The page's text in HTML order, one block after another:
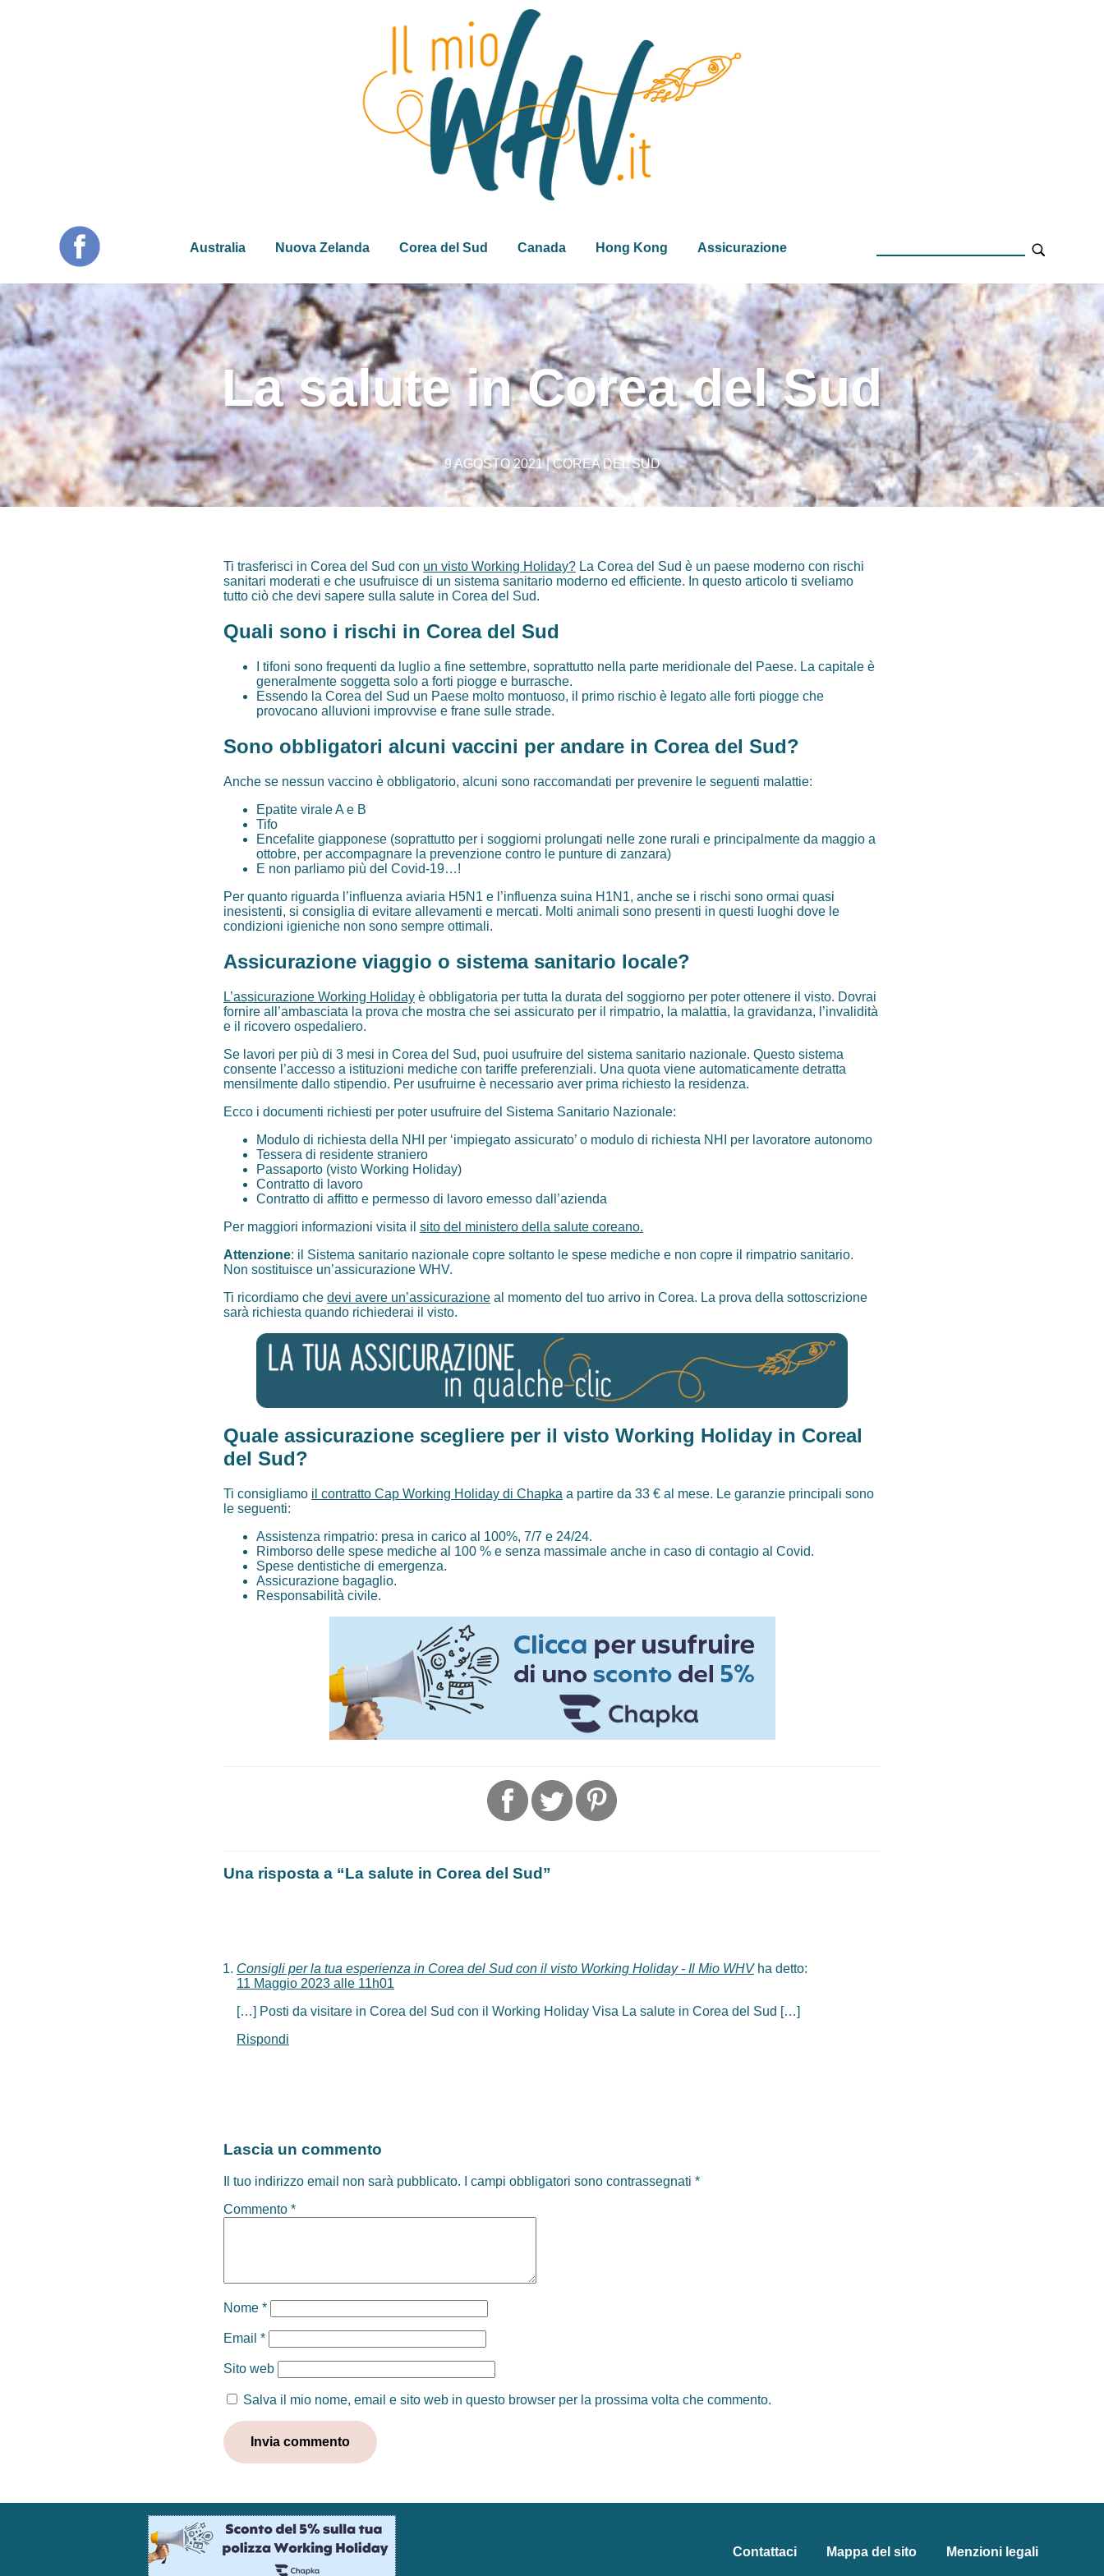
Australia Nuova Zelanda Corea del Sud Canada Hong Kong Assicurazione
La salute in Corea del Sud
9 AGOSTO 2021 | COREA DEL SUD
Ti trasferisci in Corea del Sud con un visto Working Holiday? La Corea del Sud è un paese moderno con rischi
sanitari moderati e che usufruisce di un sistema sanitario moderno ed efficiente. In questo articolo ti sveliamo
tutto ciò che devi sapere sulla salute in Corea del Sud.
Quali sono i rischi in Corea del Sud
I tifoni sono frequenti da luglio a fine settembre, soprattutto nella parte meridionale del Paese. La capitale è
generalmente soggetta solo a forti piogge e burrasche.
Essendo la Corea del Sud un Paese molto montuoso, il primo rischio è legato alle forti piogge che
provocano alluvioni improvvise e frane sulle strade.
Sono obbligatori alcuni vaccini per andare in Corea del Sud?
Anche se nessun vaccino è obbligatorio, alcuni sono raccomandati per prevenire le seguenti malattie:
Epatite virale A e B
Tifo
Encefalite giapponese (soprattutto per i soggiorni prolungati nelle zone rurali e principalmente da maggio a
ottobre, per accompagnare la prevenzione contro le punture di zanzara)
E non parliamo più del Covid-19…!
Per quanto riguarda l’influenza aviaria H5N1 e l’influenza suina H1N1, anche se i rischi sono ormai quasi
inesistenti, si consiglia di evitare allevamenti e mercati. Molti animali sono presenti in questi luoghi dove le
condizioni igieniche non sono sempre ottimali.
Assicurazione viaggio o sistema sanitario locale?
L’assicurazione Working Holiday è obbligatoria per tutta la durata del soggiorno per poter ottenere il visto. Dovrai
fornire all’ambasciata la prova che mostra che sei assicurato per il rimpatrio, la malattia, la gravidanza, l’invalidità
e il ricovero ospedaliero.
Se lavori per più di 3 mesi in Corea del Sud, puoi usufruire del sistema sanitario nazionale. Questo sistema
consente l’accesso a istituzioni mediche con tariffe preferenziali. Una quota viene automaticamente detratta
mensilmente dallo stipendio. Per usufruirne è necessario aver prima richiesto la residenza.
Ecco i documenti richiesti per poter usufruire del Sistema Sanitario Nazionale:
Modulo di richiesta della NHI per ‘impiegato assicurato’ o modulo di richiesta NHI per lavoratore autonomo
Tessera di residente straniero
Passaporto (visto Working Holiday)
Contratto di lavoro
Contratto di affitto e permesso di lavoro emesso dall’azienda
Per maggiori informazioni visita il sito del ministero della salute coreano.
Attenzione: il Sistema sanitario nazionale copre soltanto le spese mediche e non copre il rimpatrio sanitario.
Non sostituisce un’assicurazione WHV.
Ti ricordiamo che devi avere un’assicurazione al momento del tuo arrivo in ​​Corea. La prova della sottoscrizione
sarà richiesta quando richiederai il visto.
Quale assicurazione scegliere per il visto Working Holiday in Coreal
del Sud?
Ti consigliamo il contratto Cap Working Holiday di Chapka a partire da 33 € al mese. Le garanzie principali sono
le seguenti:
Assistenza rimpatrio: presa in carico al 100%, 7/7 e 24/24.
Rimborso delle spese mediche al 100 % e senza massimale anche in caso di contagio al Covid.
Spese dentistiche di emergenza.
Assicurazione bagaglio.
Responsabilità civile.
Una risposta a “La salute in Corea del Sud”
Consigli per la tua esperienza in Corea del Sud con il visto Working Holiday - Il Mio WHV ha detto:
11 Maggio 2023 alle 11h01
[…] Posti da visitare in Corea del Sud con il Working Holiday Visa La salute in Corea del Sud […]
Rispondi
Lascia un commento
Il tuo indirizzo email non sarà pubblicato. I campi obbligatori sono contrassegnati *
Commento *
Nome *
Email *
Sito web
Salva il mio nome, email e sito web in questo browser per la prossima volta che commento.
Contattaci Mappa del sito Menzioni legali